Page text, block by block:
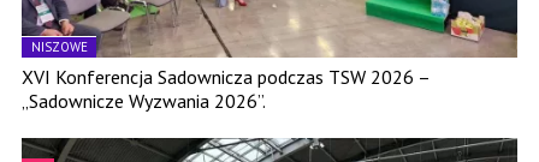
NISZOWE
XVI Konferencja Sadownicza podczas TSW 2026 –
„Sadownicze Wyzwania 2026”.